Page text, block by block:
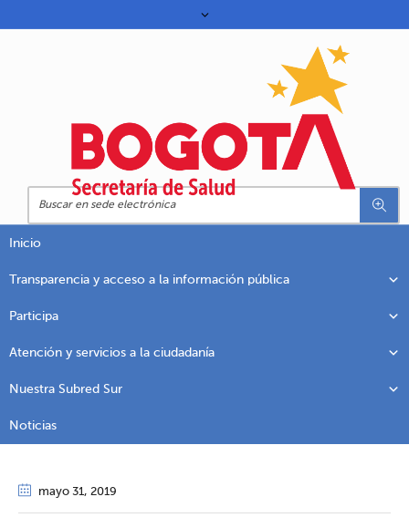
Inicio
Transparencia y acceso a la información pública
Participa
Atención y servicios a la ciudadanía
Nuestra Subred Sur
Noticias
mayo 31, 2019